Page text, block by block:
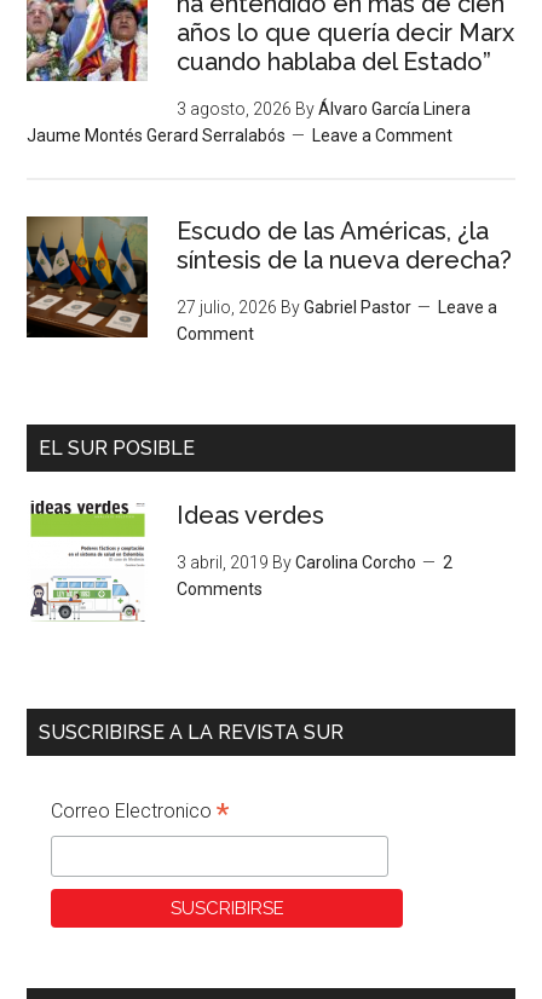
años lo que quería decir Marx
cuando hablaba del Estado”
3 agosto, 2026 ByÁlvaro García Linera
Jaume Montés Gerard Serralabós
Leave a Comment
Escudo de las Américas, ¿la
síntesis de la nueva derecha?
27 julio, 2026 ByGabriel Pastor
Leave a
Comment
EL SUR POSIBLE
Ideas verdes
3 abril, 2019 ByCarolina Corcho
2
Comments
SUSCRIBIRSE A LA REVISTA SUR
Correo Electronico*